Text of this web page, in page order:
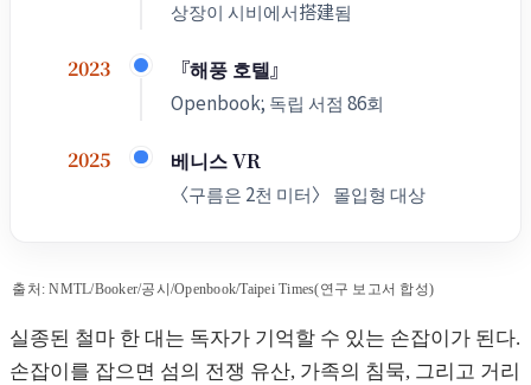
상장이 시비에서搭建됨
2023 『해풍 호텔』
Openbook; 독립 서점 86회
2025 베니스 VR
〈구름은 2천 미터〉 몰입형 대상
출처: NMTL/Booker/공시/Openbook/Taipei Times(연구 보고서 합성)
실종된 철마 한 대는 독자가 기억할 수 있는 손잡이가 된다.
손잡이를 잡으면 섬의 전쟁 유산, 가족의 침묵, 그리고 거리